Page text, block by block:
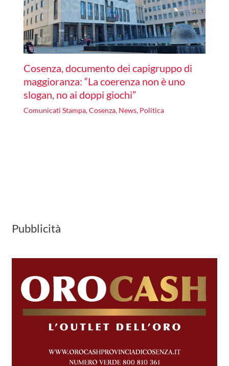
Cosenza, documento dei capigruppo di
maggioranza: “La coerenza non è uno
slogan, no ai doppi giochi”
Comunicati Stampa,Cosenza, News, Politica
Pubblicità